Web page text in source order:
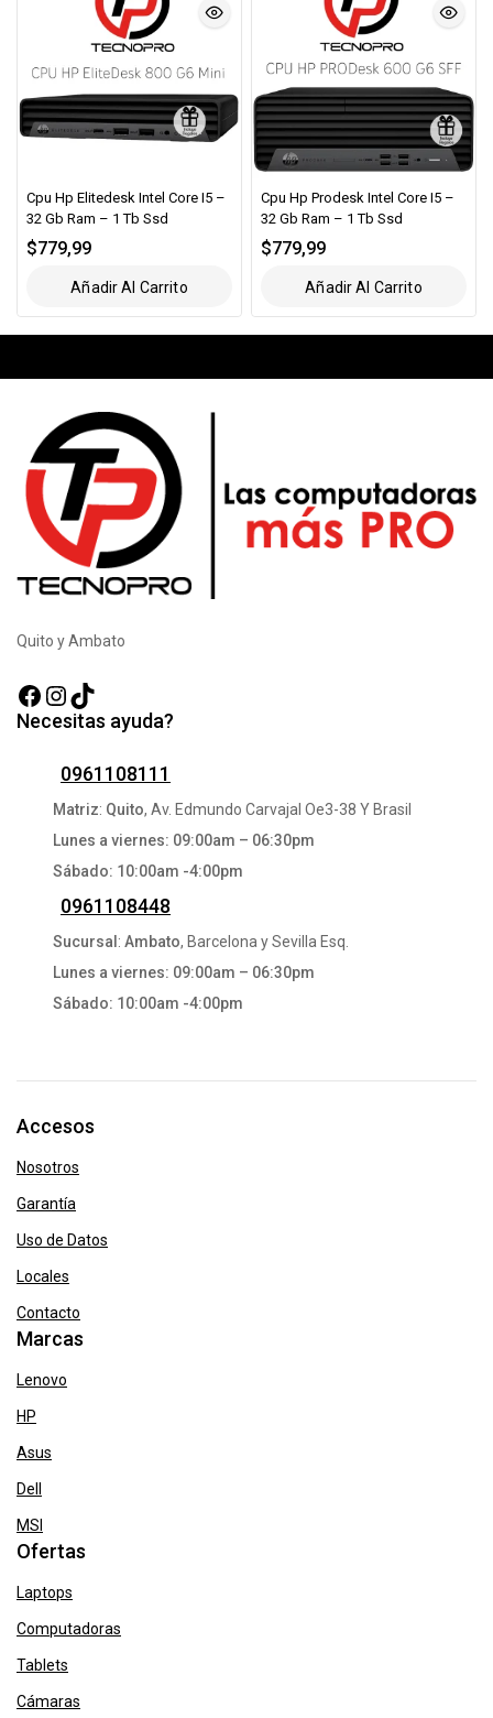
Cpu Hp Elitedesk Intel Core I5 –
32 Gb Ram – 1 Tb Ssd
$779,99
Añadir Al Carrito
Cpu Hp Prodesk Intel Core I5 –
32 Gb Ram – 1 Tb Ssd
$779,99
Añadir Al Carrito
Quito y Ambato
Facebook
Instagram
TikTok
Necesitas ayuda?
0961108111
Matriz: Quito, Av. Edmundo Carvajal Oe3-38 Y Brasil
Lunes a viernes: 09:00am – 06:30pm
Sábado: 10:00am -4:00pm
0961108448
Sucursal :Ambato, Barcelona y Sevilla Esq.
Lunes a viernes: 09:00am – 06:30pm
Sábado: 10:00am -4:00pm
Accesos
Nosotros
Garantía
Uso de Datos
Locales
Contacto
Marcas
Lenovo
HP
Asus
Dell
MSI
Ofertas
Laptops
Computadoras
Tablets
Cámaras